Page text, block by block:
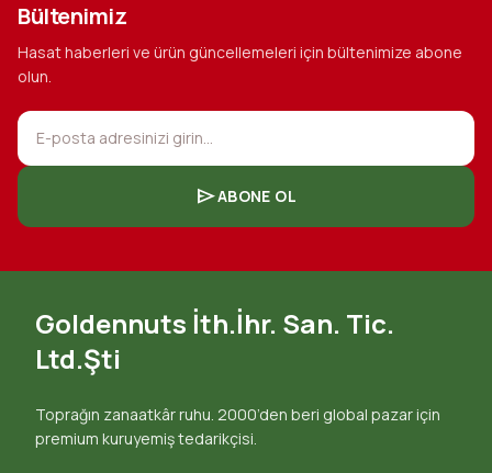
Bültenimiz
Hasat haberleri ve ürün güncellemeleri için bültenimize abone
olun.
E-posta adresinizi girin...
sendABONE OL
Goldennuts İth.İhr. San. Tic.
Ltd.Şti
Toprağın zanaatkâr ruhu. 2000’den beri global pazar için
premium kuruyemiş tedarikçisi.